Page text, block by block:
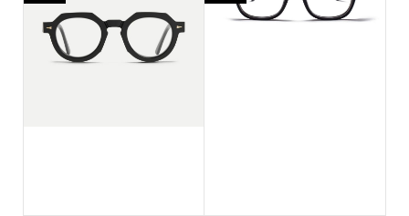
425.00€ 170.00€ 455.00€ 182.00€